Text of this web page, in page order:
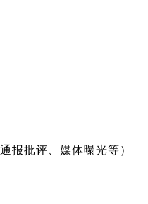
报批评、媒体曝光等）